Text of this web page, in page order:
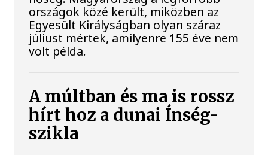
országok közé került, miközben az
Egyesült Királyságban olyan száraz
júliust mértek, amilyenre 155 éve nem
volt példa.
A múltban és ma is rossz
hírt hoz a dunai Ínség-
szikla